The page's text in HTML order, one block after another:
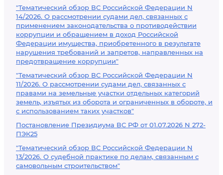
"Тематический обзор ВС Российской Федерации N
14/2026. О рассмотрении судами дел, связанных с
применением законодательства о противодействии
коррупции и обращением в доход Российской
Федерации имущества, приобретенного в результате
нарушения требований и запретов, направленных на
предотвращение коррупции"
"Тематический обзор ВС Российской Федерации N
11/2026. О рассмотрении судами дел, связанных с
правами на земельные участки отдельных категорий
земель, изъятых из оборота и ограниченных в обороте, и
с использованием таких участков"
Постановление Президиума ВС РФ от 01.07.2026 N 272-
ПЭК25
"Тематический обзор ВС Российской Федерации N
13/2026. О судебной практике по делам, связанным с
самовольным строительством"